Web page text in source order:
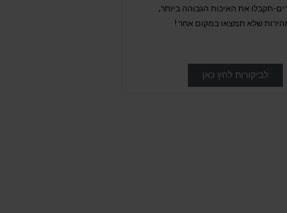
תקבלו את האיכות הגבוהה ביותר,
שלא תמצאו במקום אחר !
לביקורות לחץ כאן